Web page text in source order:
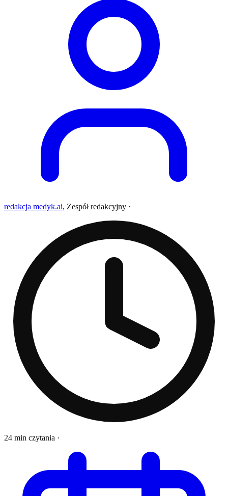
redakcja medyk.ai, Zespół redakcyjny ·
24 min czytania ·